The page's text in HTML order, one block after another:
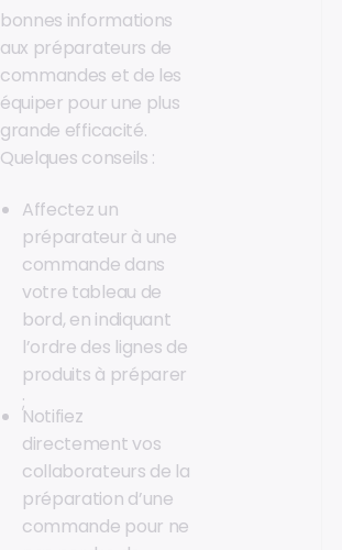
bonnes informations
aux préparateurs de
commandes et de les
équiper pour une plus
grande efficacité.
Quelques conseils :
Affectez un
préparateur à une
commande dans
votre tableau de
bord, en indiquant
l’ordre des lignes de
produits à préparer
;
Notifiez
directement vos
collaborateurs de la
préparation d’une
commande pour ne